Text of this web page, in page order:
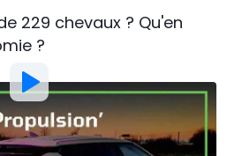
229 chevaux ? Qu'en
?